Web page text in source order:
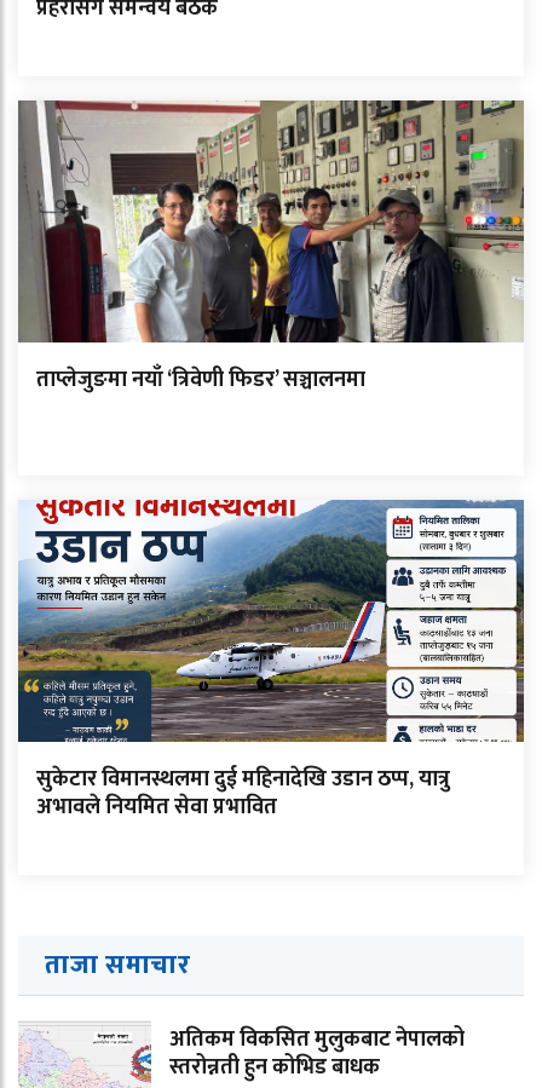
प्रहरीसँग समन्वय बैठक
ताप्लेजुङमा नयाँ ‘त्रिवेणी फिडर’ सञ्चालनमा
सुकेटार विमानस्थलमा दुई महिनादेखि उडान ठप्प, यात्रु
अभावले नियमित सेवा प्रभावित
ताजा समाचार
अतिकम विकसित मुलुकबाट नेपालको
स्तरोन्नती हुन कोभिड बाधक